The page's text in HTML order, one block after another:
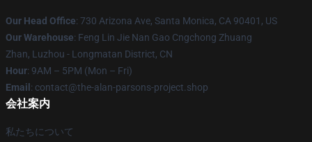
Our Head Office: 730 Arizona Ave, Santa Monica, CA 90401, US
Our Warehouse: Feng Lin Jie Nan Gao Cngchong Zhuang
Zhan, Luzhou - Longmatan District, CN
Hour: 9AM – 5PM (Mon – Fri)
Email : contact@the-alan-parsons-project.shop
会社案内
私たちについて